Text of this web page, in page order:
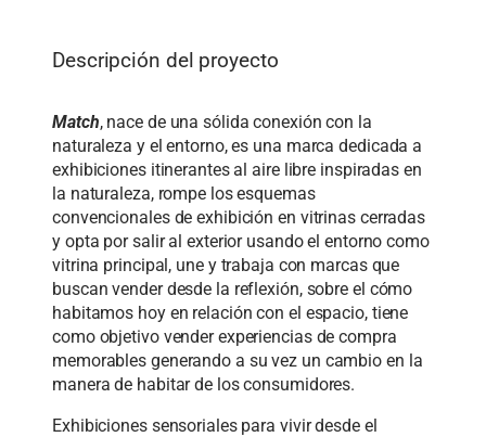
Descripción del proyecto
Match, nace de una sólida conexión con la
naturaleza y el entorno, es una marca dedicada a
exhibiciones itinerantes al aire libre inspiradas en
la naturaleza, rompe los esquemas
convencionales de exhibición en vitrinas cerradas
y opta por salir al exterior usando el entorno como
vitrina principal, une y trabaja con marcas que
buscan vender desde la reflexión, sobre el cómo
habitamos hoy en relación con el espacio, tiene
como objetivo vender experiencias de compra
memorables generando a su vez un cambio en la
manera de habitar de los consumidores.
Exhibiciones sensoriales para vivir desde el